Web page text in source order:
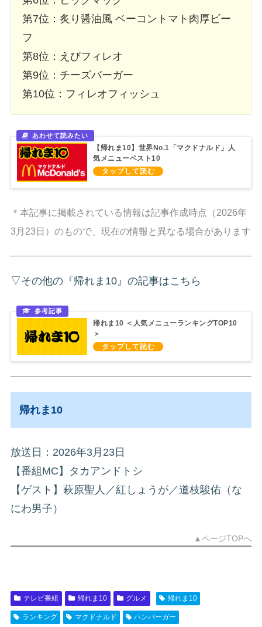
第7位：炙り醤油風 ベーコントマト肉厚ビー
フ
第8位：えびフィレオ
第9位：チーズバーガー
第10位：フィレオフィッシュ
【帰れま10】世界No.1「マクドナルド」人
気メニューベスト10
＊本記事に掲載されている情報は記事作成時点（2026年
3月23日）のもので、現在の情報と異なる場合があります
▽その他の『帰れま10』の記事はこちら
帰れま10 ＜人気メニューランキングTOP10
＞
帰れま10
放送日：2026年3月23日
【番組MC】タカアンドトシ
【ゲスト】萩原聖人／紅しょうが／道枝駿佑（な
にわ男子）
▲ページTOPへ
テレビ番組 帰れま10 グルメ 帰れま10
ランキング マクドナルド ハンバーガー